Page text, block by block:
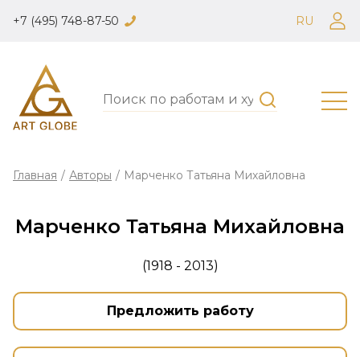
+7 (495) 748-87-50 RU
Главная / Авторы / Марченко Татьяна Михайловна
Марченко Татьяна Михайловна
(1918 - 2013)
Предложить работу